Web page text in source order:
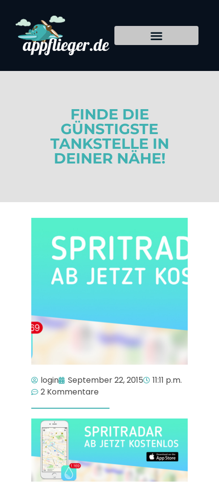
FINDE DIE
GÜNSTIGSTE
TANKSTELLE IN
DEINER NÄHE!
login September 22, 2015
11:11 p.m.
2 Kommentare